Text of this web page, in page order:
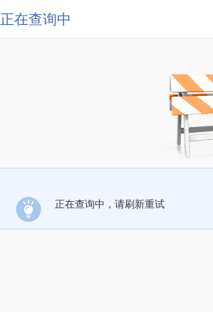
正在查询中
正在查询中，请刷新重试